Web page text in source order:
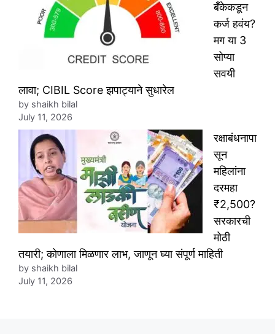
बँकेकडून
कर्ज हवंय?
मग या 3
सोप्या
सवयी
लावा; CIBIL Score झपाट्याने सुधारेल
by shaikh bilal
July 11, 2026
रक्षाबंधनापा
सून
महिलांना
दरमहा
₹2,500?
सरकारची
मोठी
तयारी; कोणाला मिळणार लाभ, जाणून घ्या संपूर्ण माहिती
by shaikh bilal
July 11, 2026